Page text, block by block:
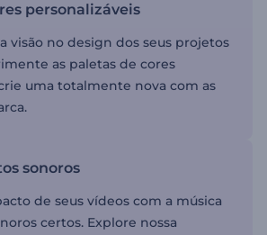
personalizáveis
visão no design dos seus projetos
as paletas de cores
uma totalmente nova com as
sonoros
de seus vídeos com a música
certos. Explore nossa